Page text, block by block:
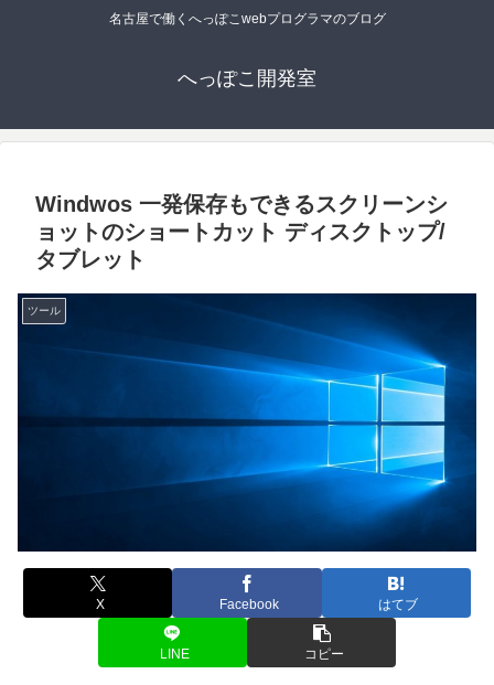
名古屋で働くへっぽこwebプログラマのブログ
へっぽこ開発室
Windwos 一発保存もできるスクリーンシ
ョットのショートカット ディスクトップ/
タブレット
ツール
X Facebook はてブ
LINE コピー